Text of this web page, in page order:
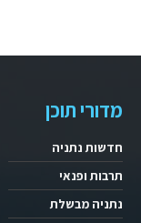
מדורי תוכן
חדשות נתניה
תרבות ופנאי
נתניה מבשלת